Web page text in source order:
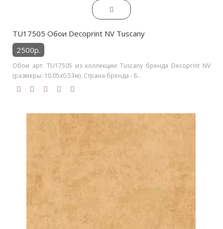
TU17505 Обои Decoprint NV Tuscany
2500р.
Обои арт. TU17505 из коллекции Tuscany бренда Decoprint NV
(размеры: 10.05х0.53м). Страна бренда - Б..